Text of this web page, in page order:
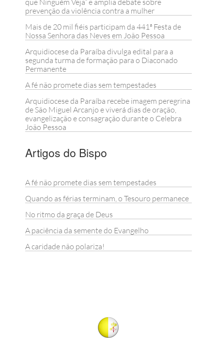
prevenção da violência contra a mulher
Mais de 20 mil fiéis participam da 441ª Festa de
Nossa Senhora das Neves em João Pessoa
Arquidiocese da Paraíba divulga edital para a
segunda turma de formação para o Diaconado
Permanente
A fé não promete dias sem tempestades
Arquidiocese da Paraíba recebe imagem peregrina
de São Miguel Arcanjo e viverá dias de oração,
evangelização e consagração durante o Celebra
João Pessoa
Artigos do Bispo
A fé não promete dias sem tempestades
Quando as férias terminam, o Tesouro permanece
No ritmo da graça de Deus
A paciência da semente do Evangelho
A caridade não polariza!